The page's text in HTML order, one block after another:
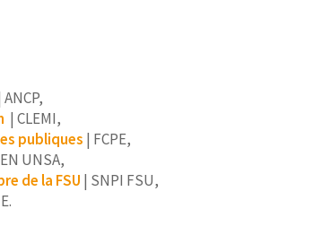
ANCP,
| CLEMI,
publiques | FCPE,
UNSA,
de la FSU | SNPI FSU,